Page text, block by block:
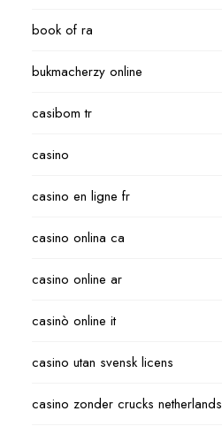
book of ra
bukmacherzy online
casibom tr
casino
casino en ligne fr
casino onlina ca
casino online ar
casinò online it
casino utan svensk licens
casino zonder crucks netherlands